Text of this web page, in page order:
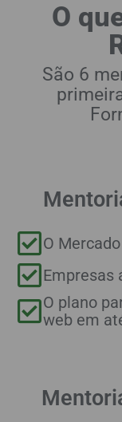
O
São 6
O
Empresas
O plano
web em